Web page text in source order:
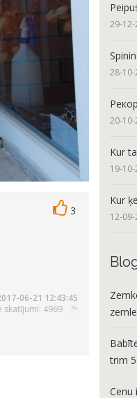
3
06-21 12:43:45
skatījumi: 4969
29-12-
28-10-
20-10-
Kur
19-
Kur
12-
trim
Cenu